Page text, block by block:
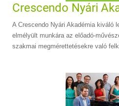
Crescendo Nyári
A Crescendo Nyári Akadémia kiváló
elmélyült munkára az előadó-
szakmai megmérettetésekre való